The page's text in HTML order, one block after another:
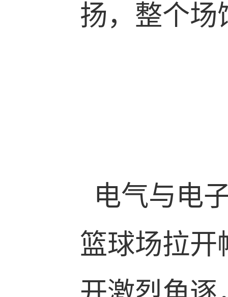
扬，整个场
电气与电
篮球场拉开